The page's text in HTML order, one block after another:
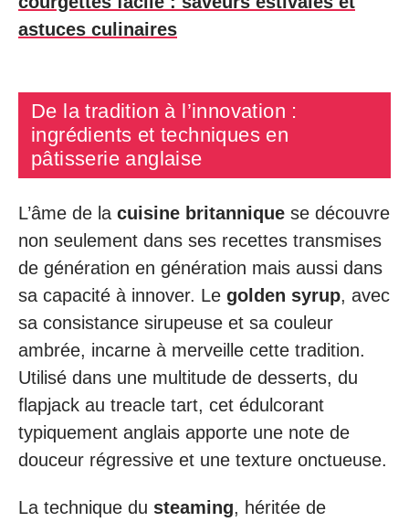
astuces culinaires
De la tradition à l’innovation :
ingrédients et techniques en
pâtisserie anglaise
L’âme de la cuisine britannique se découvre
non seulement dans ses recettes transmises
de génération en génération mais aussi dans
sa capacité à innover. Le golden syrup, avec
sa consistance sirupeuse et sa couleur
ambrée, incarne à merveille cette tradition.
Utilisé dans une multitude de desserts, du
flapjack au treacle tart, cet édulcorant
typiquement anglais apporte une note de
douceur régressive et une texture onctueuse.
La technique du steaming, héritée de